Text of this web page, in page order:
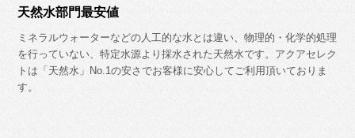
天然水部門最安値
ミネラルウォーターなどの人工的な水とは違い、物理的・化学的処理
を行っていない、特定水源より採水された天然水です。アクアセレク
トは「天然水」No.1の安さでお客様に安心してご利用頂いておりま
す。